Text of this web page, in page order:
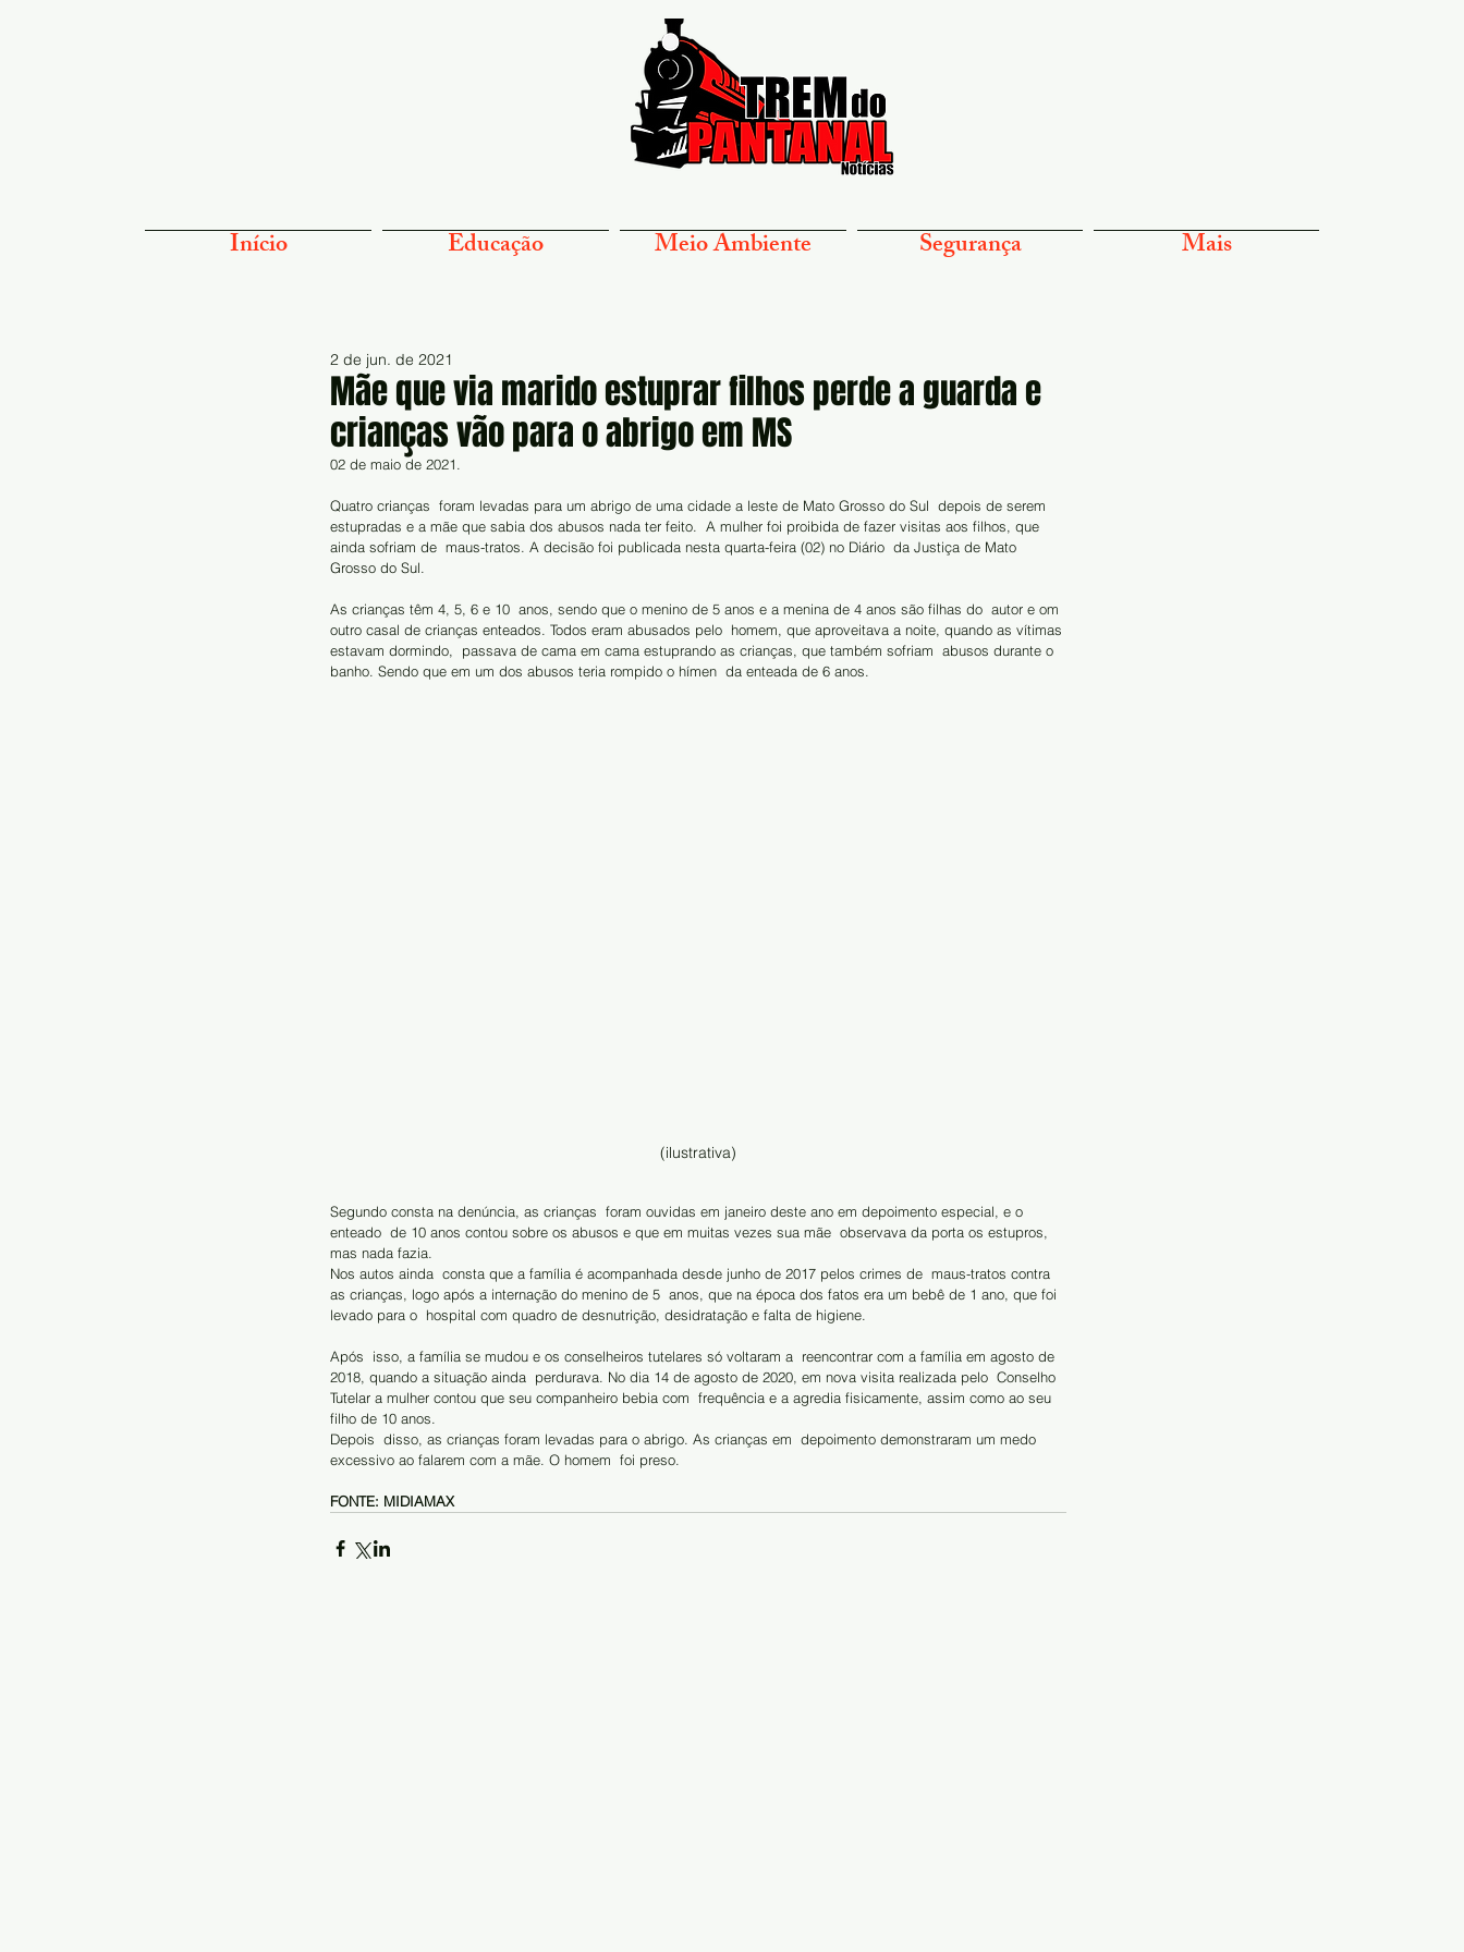
Início Educação Meio Ambiente Segurança Mais
Mãe que via marido estuprar filhos perde a guarda e
crianças vão para o abrigo em MS
2 de jun. de 2021
02 de maio de 2021.
Quatro crianças  foram levadas para um abrigo de uma cidade a leste de Mato Grosso do Sul  depois de serem
estupradas e a mãe que sabia dos abusos nada ter feito.  A mulher foi proibida de fazer visitas aos filhos, que
ainda sofriam de  maus-tratos. A decisão foi publicada nesta quarta-feira (02) no Diário  da Justiça de Mato
Grosso do Sul.
As crianças têm 4, 5, 6 e 10  anos, sendo que o menino de 5 anos e a menina de 4 anos são filhas do  autor e om
outro casal de crianças enteados. Todos eram abusados pelo  homem, que aproveitava a noite, quando as vítimas
estavam dormindo,  passava de cama em cama estuprando as crianças, que também sofriam  abusos durante o
banho. Sendo que em um dos abusos teria rompido o hímen  da enteada de 6 anos.
(ilustrativa)
Segundo consta na denúncia, as crianças  foram ouvidas em janeiro deste ano em depoimento especial, e o
enteado  de 10 anos contou sobre os abusos e que em muitas vezes sua mãe  observava da porta os estupros,
mas nada fazia.
Nos autos ainda  consta que a família é acompanhada desde junho de 2017 pelos crimes de  maus-tratos contra
as crianças, logo após a internação do menino de 5  anos, que na época dos fatos era um bebê de 1 ano, que foi
levado para o  hospital com quadro de desnutrição, desidratação e falta de higiene.
Após  isso, a família se mudou e os conselheiros tutelares só voltaram a  reencontrar com a família em agosto de
2018, quando a situação ainda  perdurava. No dia 14 de agosto de 2020, em nova visita realizada pelo  Conselho
Tutelar a mulher contou que seu companheiro bebia com  frequência e a agredia fisicamente, assim como ao seu
filho de 10 anos.
Depois  disso, as crianças foram levadas para o abrigo. As crianças em  depoimento demonstraram um medo
excessivo ao falarem com a mãe. O homem  foi preso.
FONTE: MIDIAMAX